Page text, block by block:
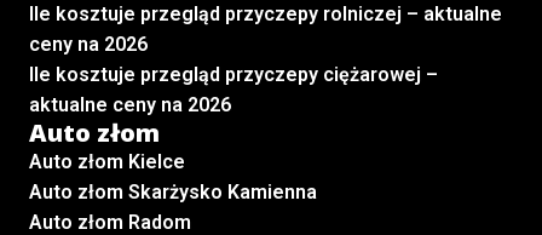
Ile kosztuje przegląd przyczepy rolniczej – aktualne
ceny na 2026
Ile kosztuje przegląd przyczepy ciężarowej –
aktualne ceny na 2026
Auto złom
Auto złom Kielce
Auto złom Skarżysko Kamienna
Auto złom Radom